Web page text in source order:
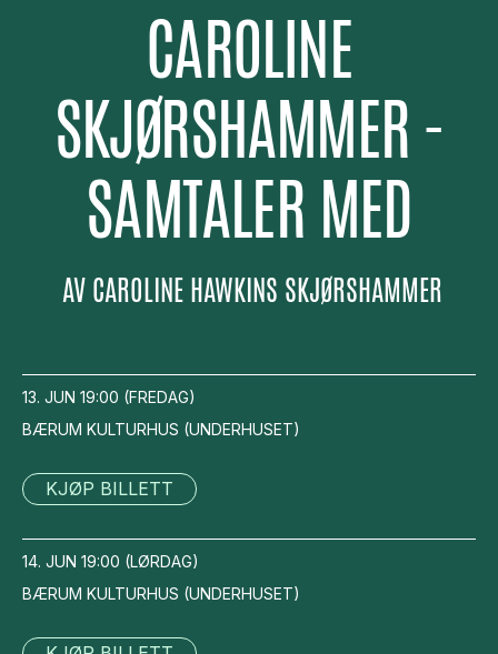
CAROLINE
SKJØRSHAMMER -
SAMTALER MED
AVCAROLINE HAWKINS SKJØRSHAMMER
13. JUN 19:00 (FREDAG)
BÆRUM KULTURHUS (UNDERHUSET)
KJØP BILLETT
14. JUN 19:00 (LØRDAG)
BÆRUM KULTURHUS (UNDERHUSET)